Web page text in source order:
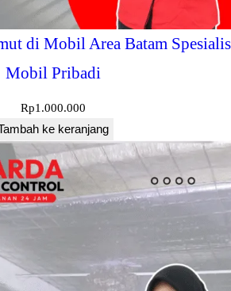
di Mobil Area Batam Spesialis
Mobil Pribadi
Rp1.000.000
ke keranjang